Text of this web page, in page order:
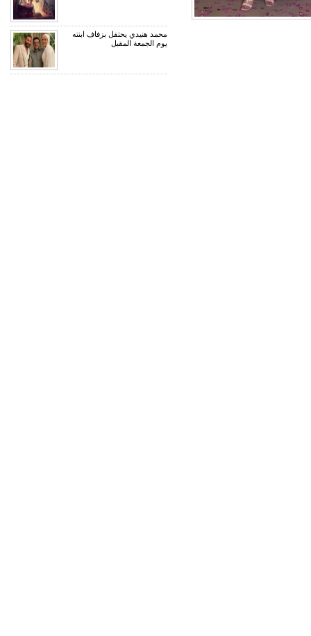
محمد هنيدي يحتفل بزفاف ابنته
يوم الجمعة المقبل